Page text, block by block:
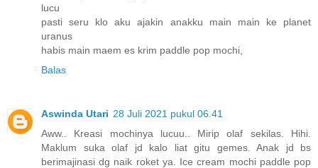
lucu
pasti seru klo aku ajakin anakku main main ke planet
uranus
habis main maem es krim paddle pop mochi,
Balas
Aswinda Utari 28 Juli 2021 pukul 06.41
Aww.. Kreasi mochinya lucuu.. Mirip olaf sekilas. Hihi.
Maklum suka olaf jd kalo liat gitu gemes. Anak jd bs
berimajinasi dg naik roket ya. Ice cream mochi paddle pop